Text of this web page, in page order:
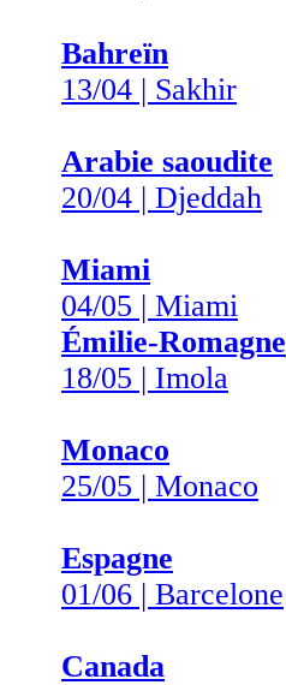
Bahreïn
13/04 | Sakhir
Arabie saoudite
20/04 | Djeddah
Miami
04/05 | Miami
Émilie-Romagne
18/05 | Imola
Monaco
25/05 | Monaco
Espagne
01/06 | Barcelone
Canada